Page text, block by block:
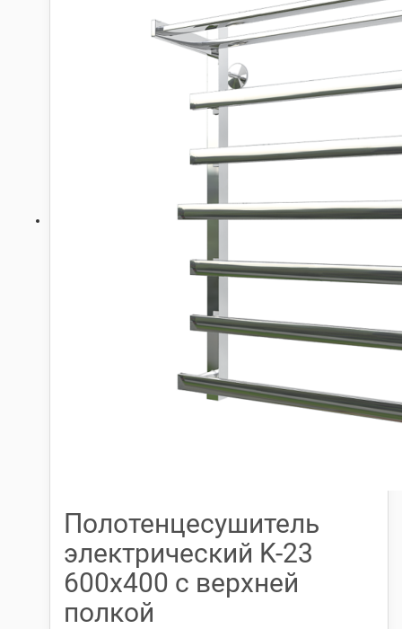
Полотенцесушитель
электрический K-23
600х400 с верхней
полкой